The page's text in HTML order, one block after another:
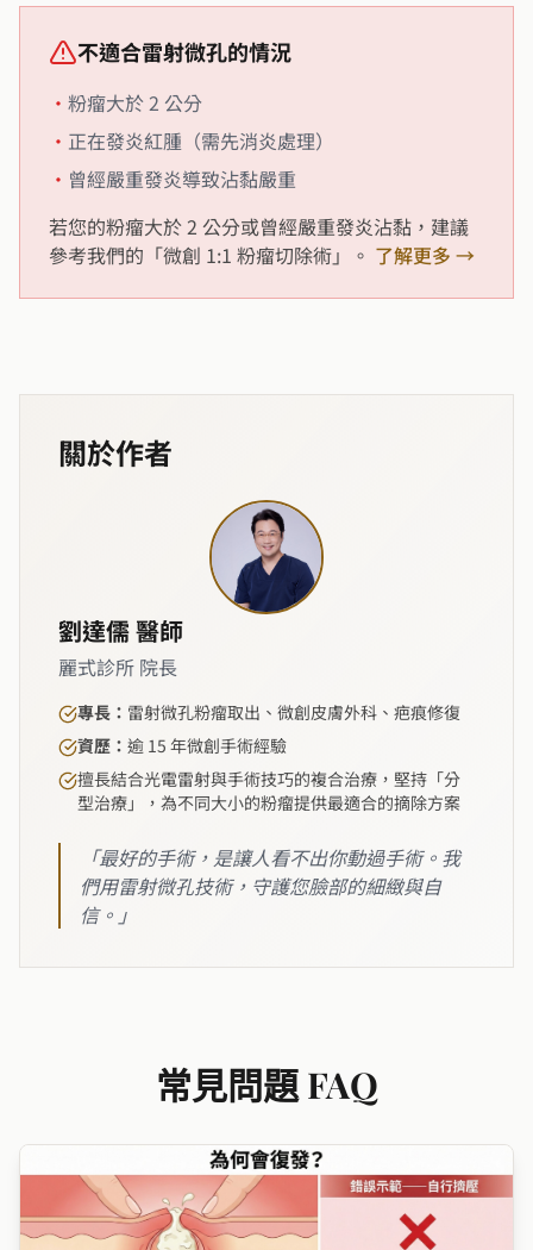
不適合雷射微孔的情況
• 粉瘤大於 2 公分
• 正在發炎紅腫（需先消炎處理）
• 曾經嚴重發炎導致沾黏嚴重
若您的粉瘤大於 2 公分或曾經嚴重發炎沾黏，建議
參考我們的「微創 1:1 粉瘤切除術」。 了解更多 →
關於作者
劉達儒 醫師
麗式診所 院長
專長： 雷射微孔粉瘤取出、微創皮膚外科、疤痕修復
資歷： 逾 15 年微創手術經驗
擅長結合光電雷射與手術技巧的複合治療，堅持「分
型治療」，為不同大小的粉瘤提供最適合的摘除方案
「最好的手術，是讓人看不出你動過手術。我
們用雷射微孔技術，守護您臉部的細緻與自
信。」
常見問題 FAQ